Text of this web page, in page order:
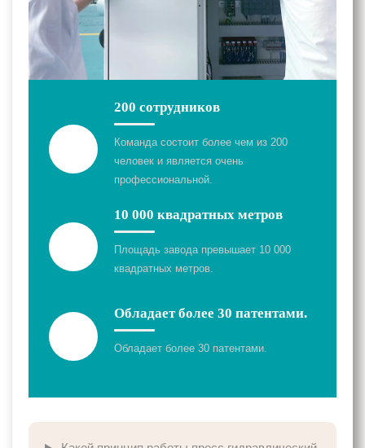
200 сотрудников
Команда состоит более чем из 200
человек и является очень
профессиональной.
10 000 квадратных метров
Площадь завода превышает 10 000
квадратных метров.
Обладает более 30 патентами.
Обладает более 30 патентами.